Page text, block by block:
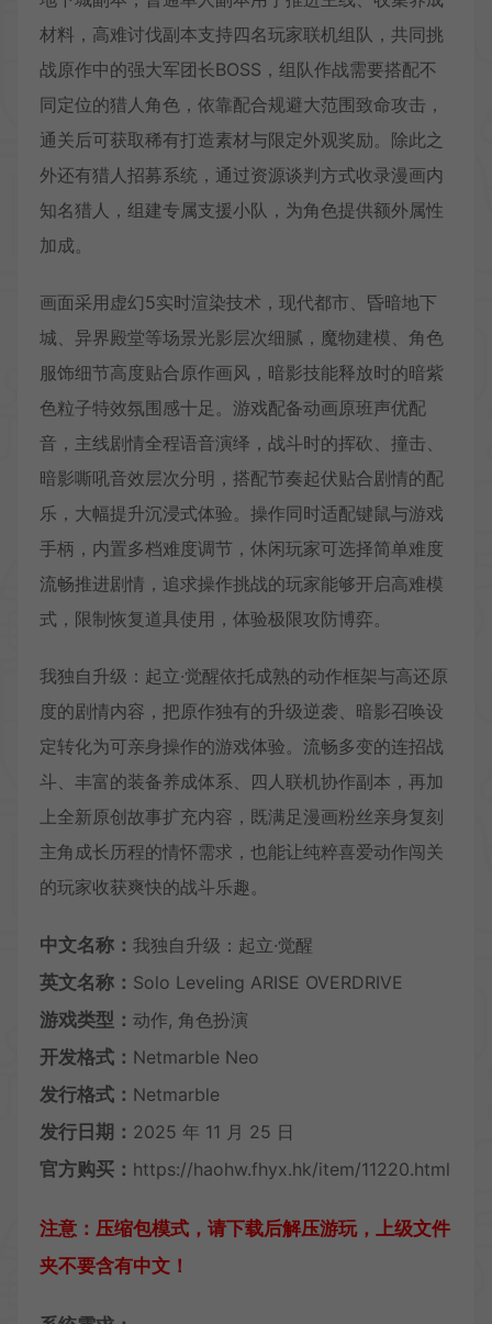
材料，高难讨伐副本支持四名玩家联机组队，共同挑
战原作中的强大军团长BOSS，组队作战需要搭配不
同定位的猎人角色，依靠配合规避大范围致命攻击，
通关后可获取稀有打造素材与限定外观奖励。除此之
外还有猎人招募系统，通过资源谈判方式收录漫画内
知名猎人，组建专属支援小队，为角色提供额外属性
加成。
画面采用虚幻5实时渲染技术，现代都市、昏暗地下
城、异界殿堂等场景光影层次细腻，魔物建模、角色
服饰细节高度贴合原作画风，暗影技能释放时的暗紫
色粒子特效氛围感十足。游戏配备动画原班声优配
音，主线剧情全程语音演绎，战斗时的挥砍、撞击、
暗影嘶吼音效层次分明，搭配节奏起伏贴合剧情的配
乐，大幅提升沉浸式体验。操作同时适配键鼠与游戏
手柄，内置多档难度调节，休闲玩家可选择简单难度
流畅推进剧情，追求操作挑战的玩家能够开启高难模
式，限制恢复道具使用，体验极限攻防博弈。
我独自升级：起立·觉醒依托成熟的动作框架与高还原
度的剧情内容，把原作独有的升级逆袭、暗影召唤设
定转化为可亲身操作的游戏体验。流畅多变的连招战
斗、丰富的装备养成体系、四人联机协作副本，再加
上全新原创故事扩充内容，既满足漫画粉丝亲身复刻
主角成长历程的情怀需求，也能让纯粹喜爱动作闯关
的玩家收获爽快的战斗乐趣。
中文名称： 我独自升级：起立·觉醒
英文名称： Solo Leveling ARISE OVERDRIVE
游戏类型： 动作, 角色扮演
开发格式： Netmarble Neo
发行格式： Netmarble
发行日期： 2025 年 11 月 25 日
官方购买： https://haohw.fhyx.hk/item/11220.html
注意：压缩包模式，请下载后解压游玩，上级文件
夹不要含有中文！